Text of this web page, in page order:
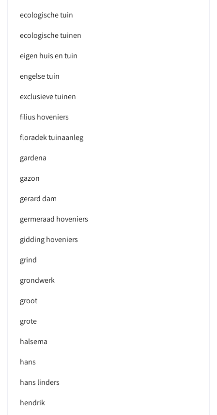
ecologische tuin
ecologische tuinen
eigen huis en tuin
engelse tuin
exclusieve tuinen
filius hoveniers
floradek tuinaanleg
gardena
gazon
gerard dam
germeraad hoveniers
gidding hoveniers
grind
grondwerk
groot
grote
halsema
hans
hans linders
hendrik